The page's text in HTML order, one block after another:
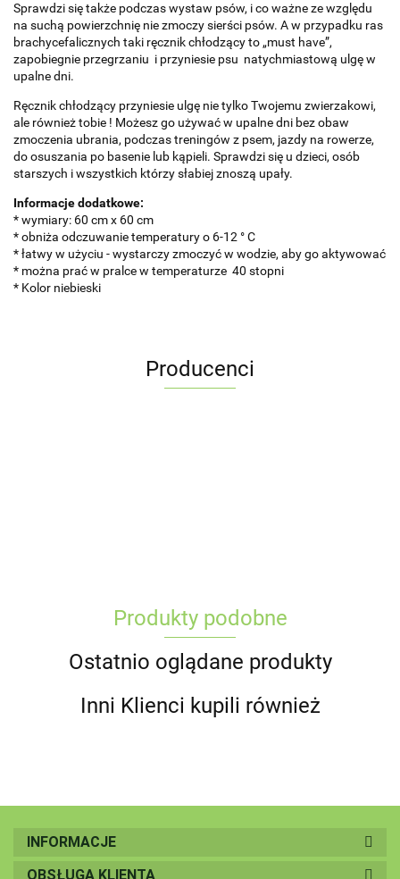
Sprawdzi się także podczas wystaw psów, i co ważne ze względu
na suchą powierzchnię nie zmoczy sierści psów. A w przypadku ras
brachycefalicznych taki ręcznik chłodzący to „must have”,
zapobiegnie przegrzaniu i przyniesie psu natychmiastową ulgę w
upalne dni.
Ręcznik chłodzący przyniesie ulgę nie tylko Twojemu zwierzakowi,
ale również tobie ! Możesz go używać w upalne dni bez obaw
zmoczenia ubrania, podczas treningów z psem, jazdy na rowerze,
do osuszania po basenie lub kąpieli. Sprawdzi się u dzieci, osób
starszych i wszystkich którzy słabiej znoszą upały.
Informacje dodatkowe:
* wymiary: 60 cm x 60 cm
* obniża odczuwanie temperatury o 6-12 ° C
* łatwy w użyciu - wystarczy zmoczyć w wodzie, aby go aktywować
* można prać w pralce w temperaturze 40 stopni
* Kolor niebieski
Producenci
Produkty podobne
Ostatnio oglądane produkty
Inni Klienci kupili również
INFORMACJE
OBSŁUGA KLIENTA